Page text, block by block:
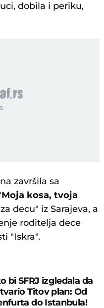
dobila i periku,
završila sa
Moja kosa, tvoja
decu" iz Sarajeva, a
roditelja dece
"Iskra".
bi SFRJ izgledala da
Titov plan: Od
do Istanbula!